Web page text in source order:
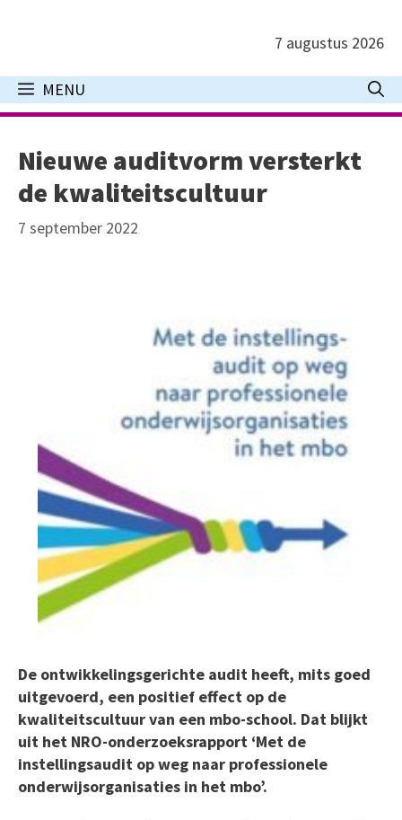
inhoud
7 augustus 2026
MENU
Nieuwe auditvorm versterkt
de kwaliteitscultuur
7 september 2022
De ontwikkelingsgerichte audit heeft, mits goed
uitgevoerd, een positief effect op de
kwaliteitscultuur van een mbo-school. Dat blijkt
uit het NRO-onderzoeksrapport ‘Met de
instellingsaudit op weg naar professionele
onderwijsorganisaties in het mbo’.